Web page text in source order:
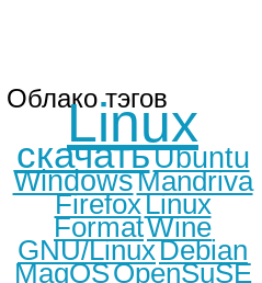
Облако тэгов
Linux
скачатьUbuntu
WindowsMandriva
FirefoxLinux
FormatWine
GNU/LinuxDebian
MagOSOpenSuSE